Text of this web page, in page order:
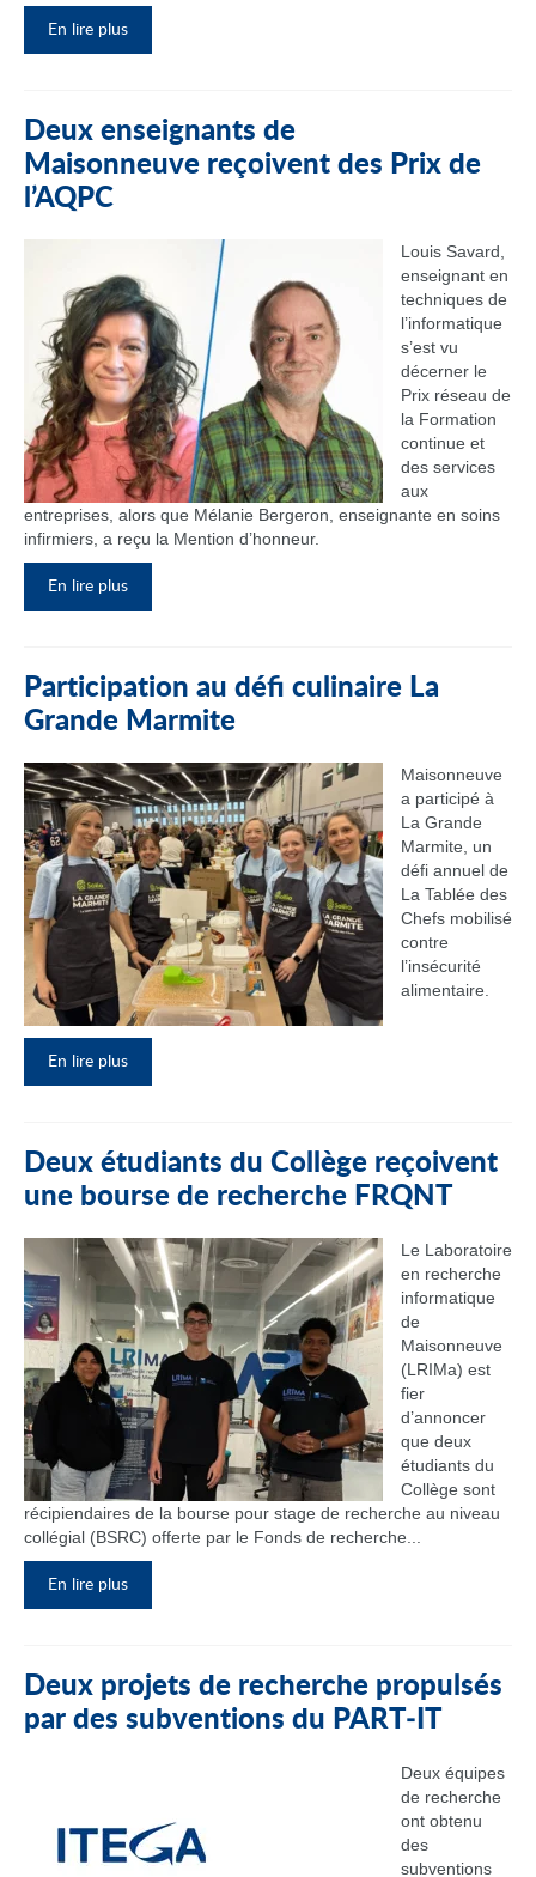
En lire plus
Deux enseignants de
Maisonneuve reçoivent des Prix de
l’AQPC
Louis Savard,
enseignant en
techniques de
l’informatique
s’est vu
décerner le
Prix réseau de
la Formation
continue et
des services
aux
entreprises, alors que Mélanie Bergeron, enseignante en soins
infirmiers, a reçu la Mention d’honneur.
En lire plus
Participation au défi culinaire La
Grande Marmite
Maisonneuve
a participé à
La Grande
Marmite, un
défi annuel de
La Tablée des
Chefs mobilisé
contre
l’insécurité
alimentaire.
En lire plus
Deux étudiants du Collège reçoivent
une bourse de recherche FRQNT
Le Laboratoire
en recherche
informatique
de
Maisonneuve
(LRIMa) est
fier
d’annoncer
que deux
étudiants du
Collège sont
récipiendaires de la bourse pour stage de recherche au niveau
collégial (BSRC) offerte par le Fonds de recherche...
En lire plus
Deux projets de recherche propulsés
par des subventions du PART‑IT
Deux équipes
de recherche
ont obtenu
des
subventions